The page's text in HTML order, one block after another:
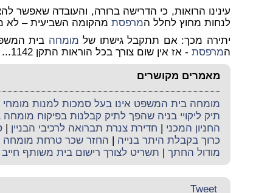
עינינו הרואות, כי הדרישה ברורה, והעובדה שאפשר
לנחות מחוץ לחלל המרפסת מהקומה השביעית – לא
יתירה מכך: אם תתקבל גישתו של מומחה בית
המרפסת - אז אין שום צורך בכל הוראות התקן 1142...
מאמרים מקושרים
מומחה בית המשפט אינו בעל סמכות למנות מומחי
תיק ליקויי בניה שהפך לתיק קבלנות בפיקוח
החניון המכני | חדירת צנרת תברואה לרכיבי הבניין |
כרוך בקבלת היתר בנייה | החזר שכר טרחת מומחה
מודול החתך | תשריט לצורך רישום בית משותף
Tweet